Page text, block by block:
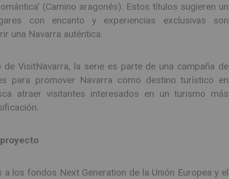
(Camino aragonés). Estos títulos sugieren un
con encanto y experiencias exclusivas son
una Navarra auténtica.
de VisitNavarra, la serie es parte de una campaña de
para promover Navarra como destino turístico en
atraer visitantes interesados en un turismo más
los fondos Next Generation de la Unión Europea y el